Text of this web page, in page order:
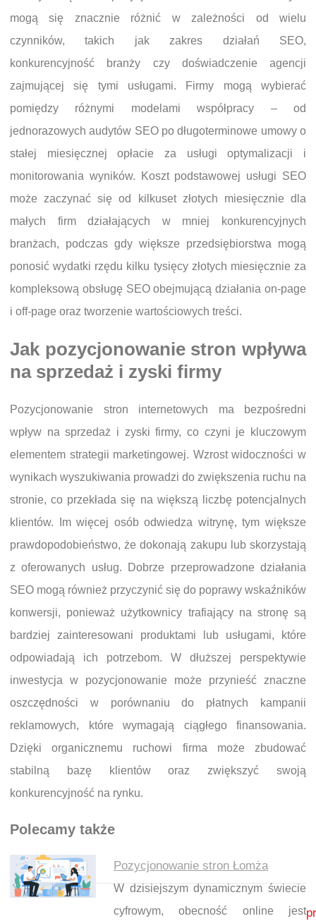
mogą się znacznie różnić w zależności od wielu
czynników, takich jak zakres działań SEO,
konkurencyjność branży czy doświadczenie agencji
zajmującej się tymi usługami. Firmy mogą wybierać
pomiędzy różnymi modelami współpracy – od
jednorazowych audytów SEO po długoterminowe umowy o
stałej miesięcznej opłacie za usługi optymalizacji i
monitorowania wyników. Koszt podstawowej usługi SEO
może zaczynać się od kilkuset złotych miesięcznie dla
małych firm działających w mniej konkurencyjnych
branżach, podczas gdy większe przedsiębiorstwa mogą
ponosić wydatki rzędu kilku tysięcy złotych miesięcznie za
kompleksową obsługę SEO obejmującą działania on-page
i off-page oraz tworzenie wartościowych treści.
Jak pozycjonowanie stron wpływa
na sprzedaż i zyski firmy
Pozycjonowanie stron internetowych ma bezpośredni
wpływ na sprzedaż i zyski firmy, co czyni je kluczowym
elementem strategii marketingowej. Wzrost widoczności w
wynikach wyszukiwania prowadzi do zwiększenia ruchu na
stronie, co przekłada się na większą liczbę potencjalnych
klientów. Im więcej osób odwiedza witrynę, tym większe
prawdopodobieństwo, że dokonają zakupu lub skorzystają
z oferowanych usług. Dobrze przeprowadzone działania
SEO mogą również przyczynić się do poprawy wskaźników
konwersji, ponieważ użytkownicy trafiający na stronę są
bardziej zainteresowani produktami lub usługami, które
odpowiadają ich potrzebom. W dłuższej perspektywie
inwestycja w pozycjonowanie może przynieść znaczne
oszczędności w porównaniu do płatnych kampanii
reklamowych, które wymagają ciągłego finansowania.
Dzięki organicznemu ruchowi firma może zbudować
stabilną bazę klientów oraz zwiększyć swoją
konkurencyjność na rynku.
Polecamy także
Pozycjonowanie stron Łomża
W dzisiejszym dynamicznym świecie
cyfrowym, obecność online jest
Nawigacja wpisu